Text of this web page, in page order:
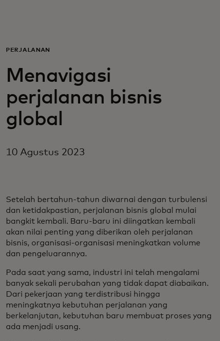
Untuk bisnis
Untuk dunia
Untuk inovator
Berita dan tren
PERJALANAN
Menavigasi
perjalanan bisnis
global
10 Agustus 2023
Setelah bertahun-tahun diwarnai dengan turbulensi
dan ketidakpastian, perjalanan bisnis global mulai
bangkit kembali. Baru-baru ini diingatkan kembali
akan nilai penting yang diberikan oleh perjalanan
bisnis, organisasi-organisasi meningkatkan volume
dan pengeluarannya.
Pada saat yang sama, industri ini telah mengalami
banyak sekali perubahan yang tidak dapat diabaikan.
Dari pekerjaan yang terdistribusi hingga
meningkatnya kebutuhan perjalanan yang
berkelanjutan, kebutuhan baru membuat proses yang
ada menjadi usang.